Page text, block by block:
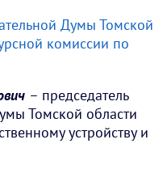
Думы Томской
комиссии по
– председатель
Томской области
устройству и